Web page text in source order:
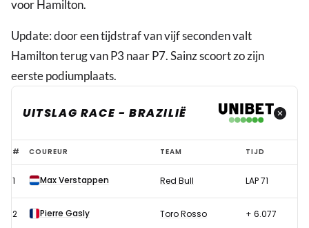
voor Hamilton.
Update: door een tijdstraf van vijf seconden valt
Hamilton terug van P3 naar P7. Sainz scoort zo zijn
eerste podiumplaats.
UITSLAG RACE - BRAZILIË
Uitslag
race
Formule
1
# COUREUR TEAM TIJD
1 Max Verstappen Red Bull LAP 71
2 Pierre Gasly Toro Rosso + 6.077